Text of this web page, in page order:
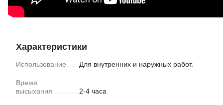
Характеристики
Использование Для внутренних и наружных работ.
Время
высыхания
2-4 часа